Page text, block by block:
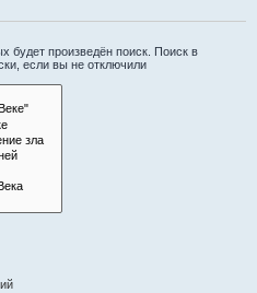
произведён поиск. Поиск в
если вы не отключили